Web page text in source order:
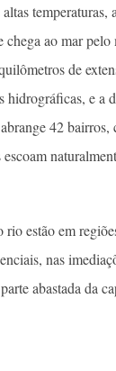
temperaturas,
chega ao mar
de
hidrográficas, e a
42 bairros,
rio estão em
nas
abastada da